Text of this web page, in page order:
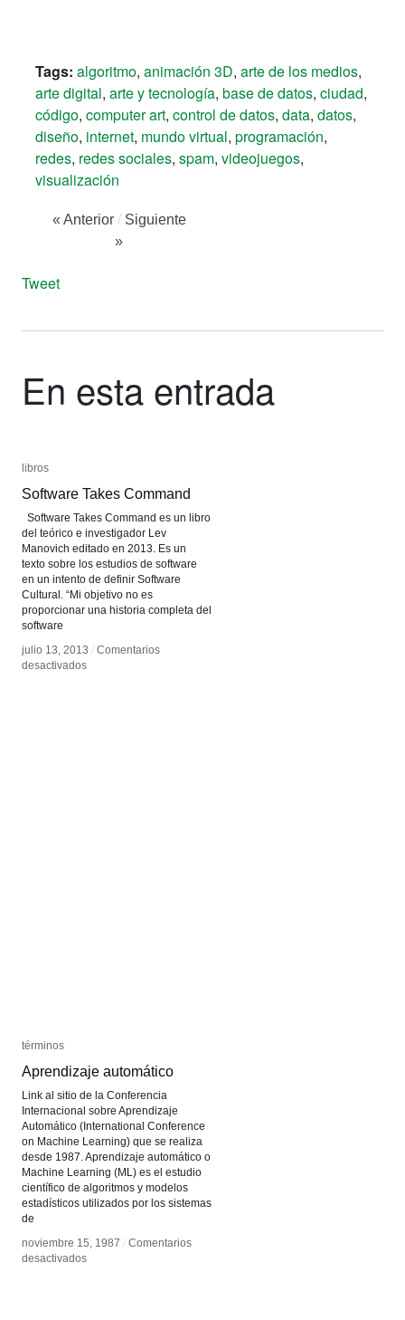
Tags: algoritmo, animación 3D, arte de los medios,
arte digital, arte y tecnología, base de datos, ciudad,
código, computer art, control de datos, data, datos,
diseño, internet, mundo virtual, programación,
redes, redes sociales, spam, videojuegos,
visualización
« Anterior / Siguiente
»
Tweet
En esta entrada
libros
Software Takes Command
Software Takes Command es un libro
del teórico e investigador Lev
Manovich editado en 2013. Es un
texto sobre los estudios de software
en un intento de definir Software
Cultural. “Mi objetivo no es
proporcionar una historia completa del
software
julio 13, 2013 / Comentarios
desactivadosen
libros
Software Takes Command
julio 13, 2013 / Comentarios
desactivadosen
términos
Aprendizaje automático
Link al sitio de la Conferencia
Internacional sobre Aprendizaje
Automático (International Conference
on Machine Learning) que se realiza
desde 1987. Aprendizaje automático o
Machine Learning (ML) es el estudio
científico de algoritmos y modelos
estadísticos utilizados por los sistemas
de
noviembre 15, 1987 / Comentarios
desactivadosen
términos
Aprendizaje automático
noviembre 15, 1987 / Comentarios
desactivadosen